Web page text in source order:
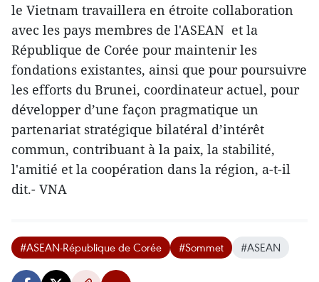
le Vietnam travaillera en étroite collaboration
avec les pays membres de l'ASEAN et la
République de Corée pour maintenir les
fondations existantes, ainsi que pour poursuivre
les efforts du Brunei, coordinateur actuel, pour
développer d’une façon pragmatique un
partenariat stratégique bilatéral d’intérêt
commun, contribuant à la paix, la stabilité,
l'amitié et la coopération dans la région, a-t-il
dit.- VNA
#ASEAN-République de Corée #Sommet #ASEAN